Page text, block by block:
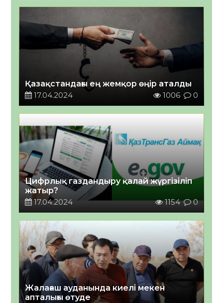
Қазақстандағы ең жемқор өңір аталды
17.04.2024
1006 0
Цифрлық газдандыру қалай жүргізіліп
жатыр?
17.04.2024
1154 0
Жалағаш ауданында киелі мекен
апталығы өтуде